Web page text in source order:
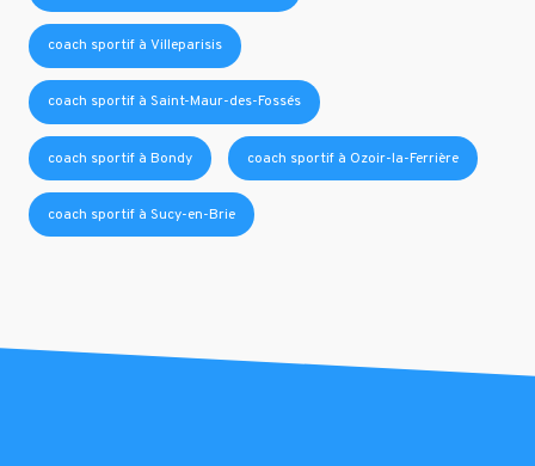
coach sportif à Villeparisis
coach sportif à Saint-Maur-des-Fossés
coach sportif à Bondy coach sportif à Ozoir-la-Ferrière
coach sportif à Sucy-en-Brie